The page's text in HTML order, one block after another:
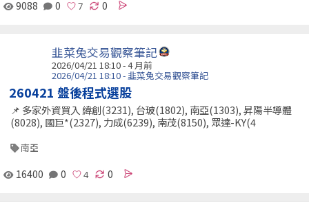
9088 0 0
韭菜兔交易觀察筆記
2026/04/21 18:10 - 4 月前
2026/04/21 18:10 - 韭菜兔交易觀察筆記
260421 盤後程式選股
📌 多家外資買入 緯創(3231), 台玻(1802), 南亞(1303), 昇陽半導體
(8028), 國巨*(2327), 力成(6239), 南茂(8150), 眾達-KY(4
南亞
16400 0 0